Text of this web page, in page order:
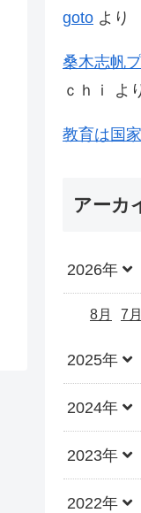
goto より
桑木志帆
ｃｈｉ
よ
教育は国
アーカ
2026年
8月 7月
2025年
2024年
2023年
2022年